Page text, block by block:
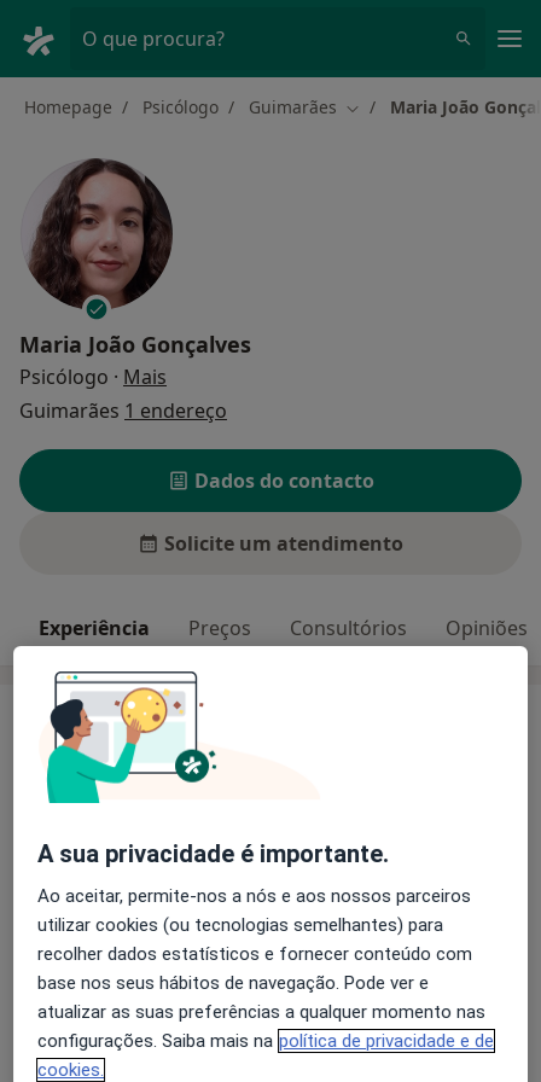
O que procura?
Homepage Psicólogo Guimarães Mudar de cidade
Maria João
Maria João Gonçalves
Psicólogo · Mais
Guimarães 1 endereço
Dados do contacto
Solicite um atendimento
Experiência Preços Consultórios Opiniões
Experiência
Chamo-me Maria João e sou Psicóloga Clínica e da
Saúde, tendo tirado o meu mestrado em Psicoterapia
Sou apaixonada pelo estudo do comportamento
humano e pelas relações que estabelecemos ao longo
da vida, com os outros e connosco mesmos. Ao longo
do meu percurso de formação tive oportunidade de
trabalhar com famílias e casais, em contexto de
terapia familiar e de casal, assim como em contexto de
comunidade terapêutica, lidando com problemáticas
como as adições, a depressão, ansiedade e trauma.
Estou aqui para construir consigo um espaço seguro
maisSobre mim
Principais doenças tratadas
Transtorno Depressivo Maior
Transtornos da Alimentação
A sua privacidade é importante.
Ao aceitar, permite-nos a nós e aos nossos parceiros
utilizar cookies (ou tecnologias semelhantes) para
recolher dados estatísticos e fornecer conteúdo com
base nos seus hábitos de navegação. Pode ver e
atualizar as suas preferências a qualquer momento nas
configurações. Saiba mais na política de privacidade e de
cookies.